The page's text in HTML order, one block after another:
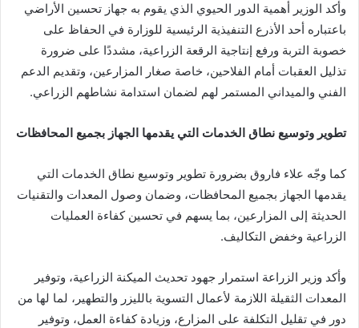
وأكد الوزير أهمية الدور الحيوي الذي يقوم به جهاز تحسين الأراضي
باعتباره أحد الأذرع التنفيذية الرئيسية للوزارة في الحفاظ على
خصوبة التربة ورفع إنتاجية الرقعة الزراعية، مشددًا على ضرورة
تذليل العقبات أمام الفلاحين، خاصة صغار المزارعين، وتقديم الدعم
الفني والميداني المستمر لهم لضمان استدامة نشاطهم الزراعي.
تطوير وتوسيع نطاق الخدمات التي يقدمها الجهاز بجميع المحافظات
كما وجّه علاء فاروق بضرورة تطوير وتوسيع نطاق الخدمات التي
يقدمها الجهاز بجميع المحافظات، وضمان وصول المعدات والتقنيات
الحديثة إلى المزارعين، بما يسهم في تحسين كفاءة العمليات
الزراعية وخفض التكاليف.
وأكد وزير الزراعة استمرار جهود تحديث الميكنة الزراعية، وتوفير
المعدات الثقيلة اللازمة لأعمال التسوية بالليزر والتطهير، لما لها من
دور في تقليل التكلفة على المزارع، وزيادة كفاءة العمل، وتوفير